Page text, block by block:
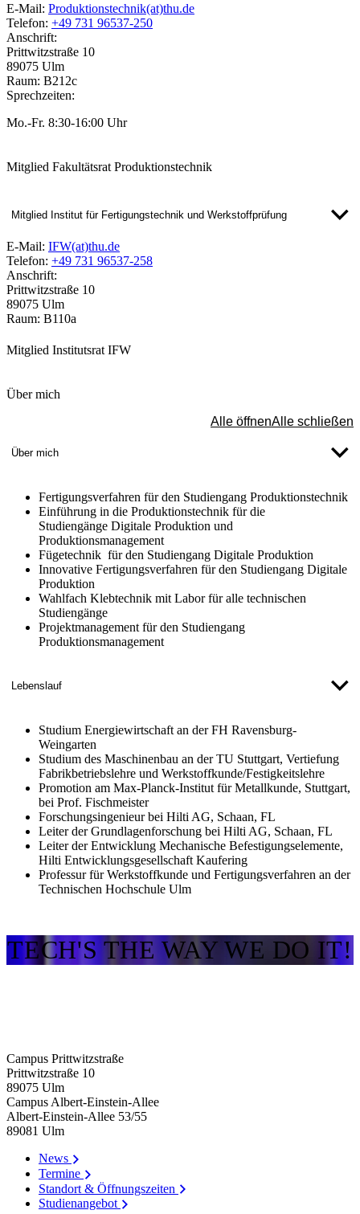
E-Mail: Produktionstechnik(at)thu.de
Telefon: +49 731 96537-250
Anschrift:
Prittwitzstraße 10
89075 Ulm
Raum: B212c
Sprechzeiten:
Mo.-Fr. 8:30-16:00 Uhr
Mitglied Fakultätsrat Produktionstechnik
Mitglied Institut für Fertigungstechnik und Werkstoffprüfung
E-Mail: IFW(at)thu.de
Telefon: +49 731 96537-258
Anschrift:
Prittwitzstraße 10
89075 Ulm
Raum: B110a
Mitglied Institutsrat IFW
Über mich
Alle öffnenAlle schließen
Über mich
Fertigungsverfahren für den Studiengang Produktionstechnik
Einführung in die Produktionstechnik für die
Studiengänge Digitale Produktion und
Produktionsmanagement
Fügetechnik für den Studiengang Digitale Produktion
Innovative Fertigungsverfahren für den Studiengang Digitale
Produktion
Wahlfach Klebtechnik mit Labor für alle technischen
Studiengänge
Projektmanagement für den Studiengang
Produktionsmanagement
Lebenslauf
Studium Energiewirtschaft an der FH Ravensburg-
Weingarten
Studium des Maschinenbau an der TU Stuttgart, Vertiefung
Fabrikbetriebslehre und Werkstoffkunde/Festigkeitslehre
Promotion am Max-Planck-Institut für Metallkunde, Stuttgart,
bei Prof. Fischmeister
Forschungsingenieur bei Hilti AG, Schaan, FL
Leiter der Grundlagenforschung bei Hilti AG, Schaan, FL
Leiter der Entwicklung Mechanische Befestigungselemente,
Hilti Entwicklungsgesellschaft Kaufering
Professur für Werkstoffkunde und Fertigungsverfahren an der
Technischen Hochschule Ulm
TECH'S THE WAY WE DO IT!
Campus Prittwitzstraße
Prittwitzstraße 10
89075 Ulm
Campus Albert-Einstein-Allee
Albert-Einstein-Allee 53/​55
89081 Ulm
News
Termine
Standort & Öffnungszeiten
Studienangebot